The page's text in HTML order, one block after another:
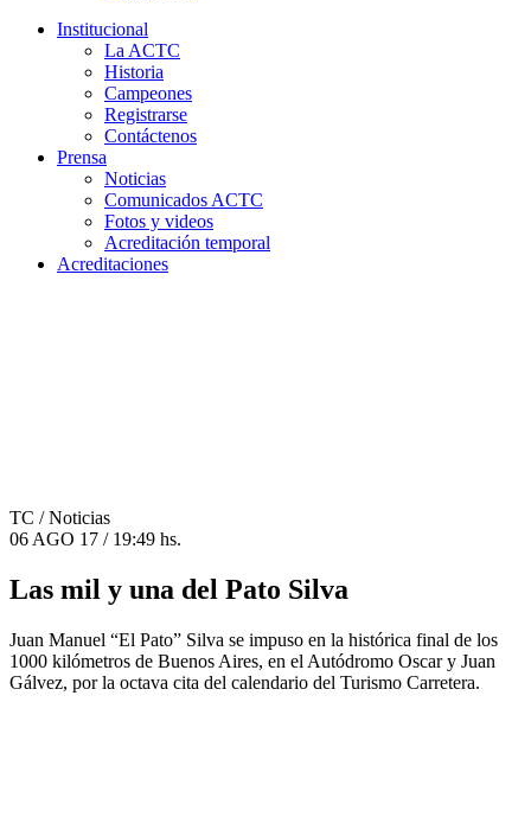
Institucional
La ACTC
Historia
Campeones
Registrarse
Contáctenos
Prensa
Noticias
Comunicados ACTC
Fotos y videos
Acreditación temporal
Acreditaciones
TC / Noticias
06 AGO 17 / 19:49 hs.
Las mil y una del Pato Silva
Juan Manuel “El Pato” Silva se impuso en la histórica final de los
1000 kilómetros de Buenos Aires, en el Autódromo Oscar y Juan
Gálvez, por la octava cita del calendario del Turismo Carretera.